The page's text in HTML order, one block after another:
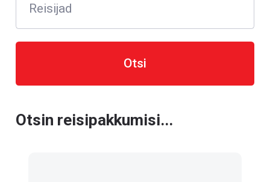
Reisijad
Otsi
Otsin reisipakkumisi...